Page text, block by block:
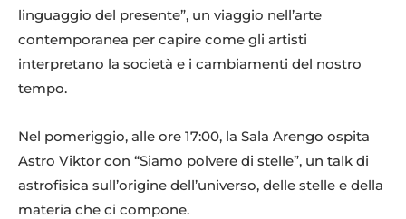
linguaggio del presente”, un viaggio nell’arte
contemporanea per capire come gli artisti
interpretano la società e i cambiamenti del nostro
tempo.
Nel pomeriggio, alle ore 17:00, la Sala Arengo ospita
Astro Viktor con “Siamo polvere di stelle”, un talk di
astrofisica sull’origine dell’universo, delle stelle e della
materia che ci compone.